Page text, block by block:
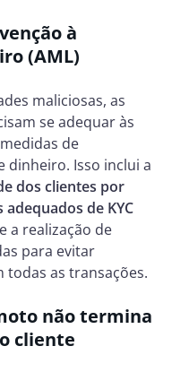
à
(AML)
maliciosas, as
se adequar às
de
dinheiro. Isso inclui a
dos clientes por
de KYC
e a realização de
para evitar
todas as transações.
não termina
cliente